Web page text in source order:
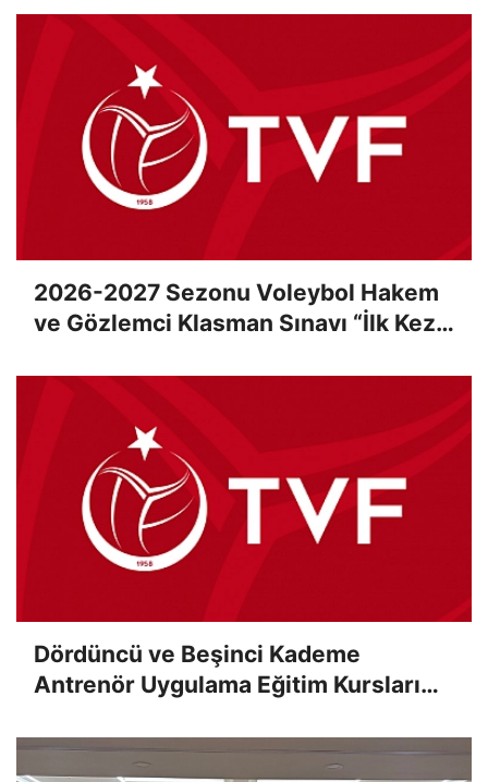
2026-2027 Sezonu Voleybol Hakem
ve Gözlemci Klasman Sınavı “İlk Kez”
Dördüncü ve Beşinci Kademe
Antrenör Uygulama Eğitim Kursları